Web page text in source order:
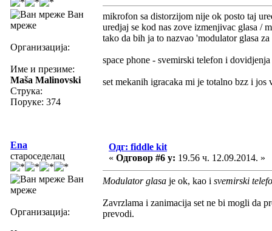
Ван
мреже
Организација:
Име и презиме:
Maša Malinovski
Струка:
Поруке: 374
mikrofon sa distorzijom nije ok posto taj
uredjaj se kod nas zove izmenjivac glasa /
tako da bih ja to nazvao 'modulator glasa za
space phone - svemirski telefon i dovidjenja
set mekanih igracaka mi je totalno bzz i jos
Ena
староседелац
Ван
мреже
Организација:
Одг: fiddle kit
« Одговор #6 у: 19.56 ч. 12.09.2014. »
Modulator glasa je ok, kao i svemirski
Zavrzlama i zanimacija set ne bi mogli da
prevodi.